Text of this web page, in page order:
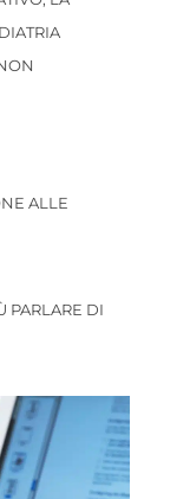
ALLE
PARLARE DI